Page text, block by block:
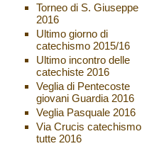
Torneo di S. Giuseppe
2016
Ultimo giorno di
catechismo 2015/16
Ultimo incontro delle
catechiste 2016
Veglia di Pentecoste
giovani Guardia 2016
Veglia Pasquale 2016
Via Crucis catechismo
tutte 2016